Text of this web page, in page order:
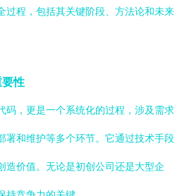
过程，包括其关键阶段、方法论和未来
性
码，更是一个系统化的过程，涉及需求
署和维护等多个环节。它通过技术手段
造价值。无论是初创公司还是大型企